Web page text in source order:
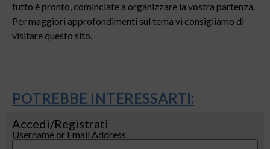
tutto è pronto, cominciate a organizzare la vostra partenza.
Per maggiori approfondimenti sul tema vi consigliamo di
visitare questo sito.
POTREBBE INTERESSARTI:
Accedi/Registrati
Username or Email Address